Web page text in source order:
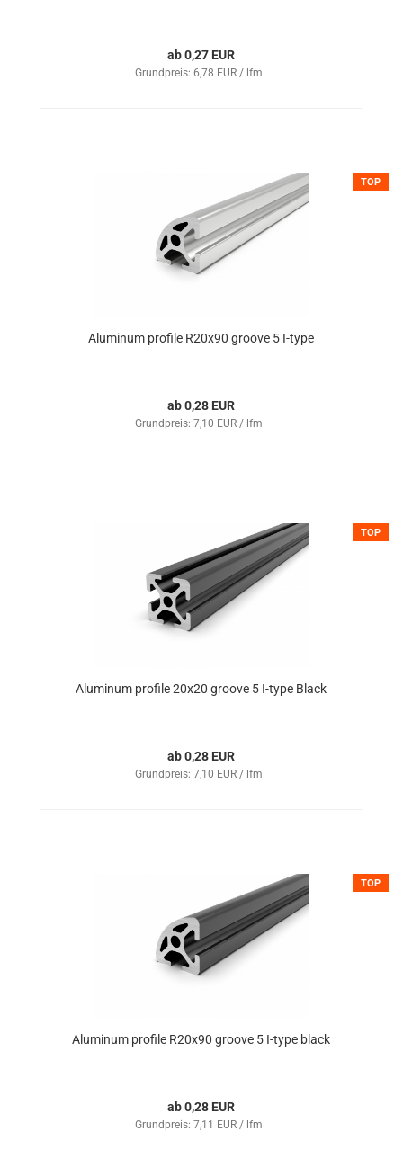
ab 0,27 EUR
Grundpreis: 6,78 EUR / lfm
TOP
Aluminum profile R20x90 groove 5 I-type
ab 0,28 EUR
Grundpreis: 7,10 EUR / lfm
TOP
Aluminum profile 20x20 groove 5 I-type Black
ab 0,28 EUR
Grundpreis: 7,10 EUR / lfm
TOP
Aluminum profile R20x90 groove 5 I-type black
ab 0,28 EUR
Grundpreis: 7,11 EUR / lfm